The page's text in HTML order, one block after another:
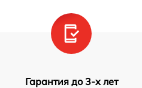
Гарантия до 3-х лет